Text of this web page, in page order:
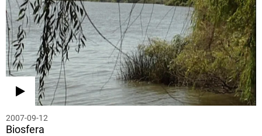
2007-09-12
Biosfera